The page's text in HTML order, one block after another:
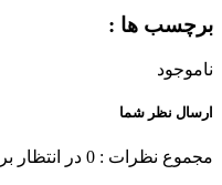
برچسب ها :
ناموجود
ارسال نظر شما
مجموع نظرات : 0 در انتظار